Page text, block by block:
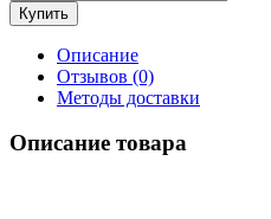
Описание
Отзывов (0)
Методы доставки
Описание товара